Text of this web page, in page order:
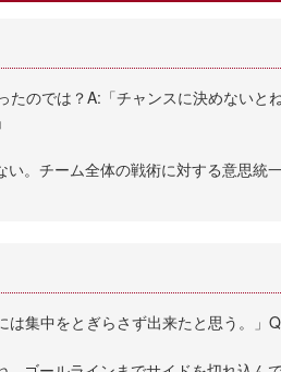
のでは？A:「チャンスに決めないと
。チーム全体の戦術に対する意思統
集中をとぎらさず出来たと思う。」